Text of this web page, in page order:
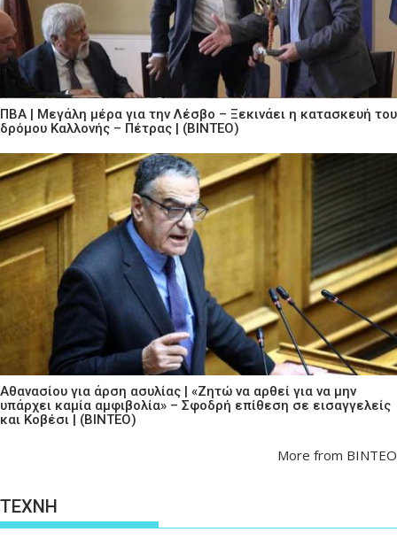
ΠΒΑ | Μεγάλη μέρα για την Λέσβο – Ξεκινάει η κατασκευή του
δρόμου Καλλονής – Πέτρας | (ΒΙΝΤΕΟ)
Αθανασίου για άρση ασυλίας | «Ζητώ να αρθεί για να μην
υπάρχει καμία αμφιβολία» – Σφοδρή επίθεση σε εισαγγελείς
και Κοβέσι | (ΒΙΝΤΕΟ)
More from ΒΙΝΤΕΟ
ΤΕΧΝΗ